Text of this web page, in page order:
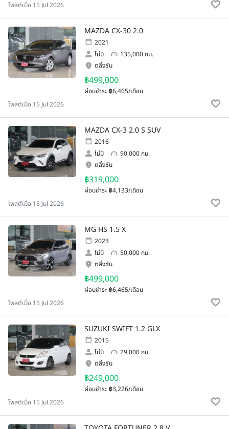
โพสต์เมื่อ 15 Jul 2026
MAZDA CX-30 2.0
2021
ไม่มี
135,000 กม.
฿499,000
ผ่อนชำระ ฿6,465/เดือน
ตลิ่งชัน
โพสต์เมื่อ 15 Jul 2026
MAZDA CX-3 2.0 S SUV
2016
ไม่มี
90,000 กม.
฿319,000
ผ่อนชำระ ฿4,133/เดือน
ตลิ่งชัน
โพสต์เมื่อ 15 Jul 2026
MG HS 1.5 X
2023
ไม่มี
50,000 กม.
฿499,000
ผ่อนชำระ ฿6,465/เดือน
ตลิ่งชัน
โพสต์เมื่อ 15 Jul 2026
SUZUKI SWIFT 1.2 GLX
2015
ไม่มี
29,000 กม.
฿249,000
ผ่อนชำระ ฿3,226/เดือน
ตลิ่งชัน
โพสต์เมื่อ 15 Jul 2026